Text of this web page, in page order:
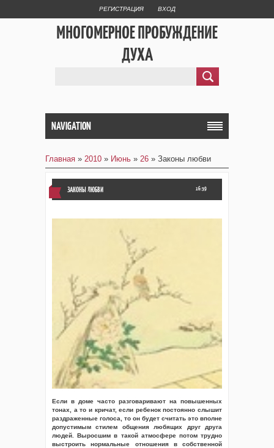
РЕГИСТРАЦИЯ ВХОД
МНОГОМЕРНОЕ ПРОБУЖДЕНИЕ
ДУХА
NAVIGATION
Главная » 2010 » Июнь » 26 » Законы любви
16:39
ЗАКОНЫ ЛЮБВИ
Если в доме часто разговаривают на повышенных
тонах, а то и кричат, если ребенок постоянно слышит
раздраженные голоса, то он будет считать это вполне
допустимым стилем общения любящих друг друга
людей. Выросшим в такой атмосфере потом трудно
выстроить нормальные отношения в собственной